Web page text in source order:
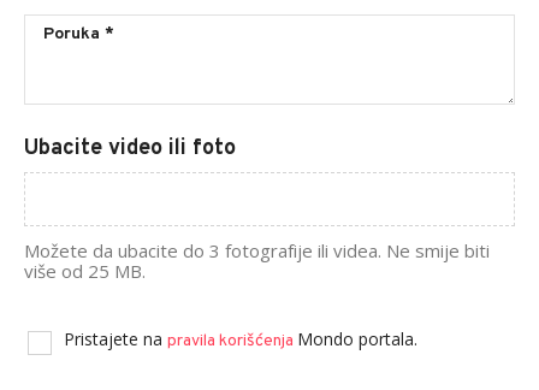
Ubacite video ili foto
Možete da ubacite do 3 fotografije ili videa. Ne smije biti
više od 25 MB.
Pristajete na pravila korišćenja Mondo portala.